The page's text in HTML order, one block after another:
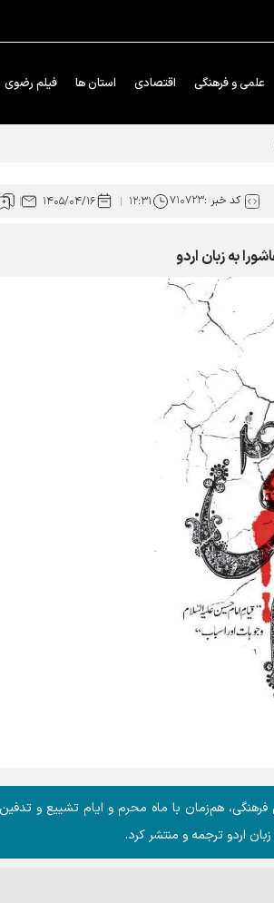
علمی و فرهنگی اقتصادی استان ها فیلم رضوی
کد خبر :۷۱۰۷۲۳ ۱۲:۳۱ ۱۴۰۵/۰۴/۱۶
به زبان اردو
هم‌زمان با ماه محرم و ایام تشییع و تدفین
اردو ترجمه و منتشر کرد.